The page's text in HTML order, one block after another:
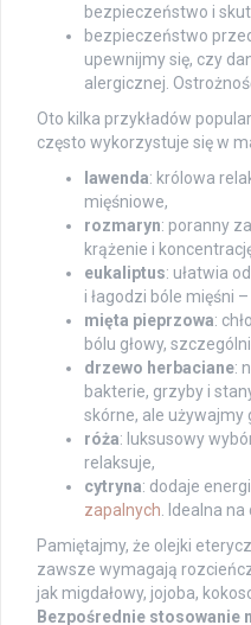
bezpieczeństwo i
bezpieczeństwo
upewnijmy się, czy
alergicznej.
Oto kilka przykładów
często wykorzystuje się w
lawenda: królowa
mięśniowe,
rozmaryn: poranny
krążenie i
eukaliptus: ułatwia
i łagodzi bóle mięśni
mięta pieprzowa:
bólu głowy,
drzewo herbaciane:
bakterie, grzyby i
skórne, ale używajmy
róża: luksusowy
relaksuje,
cytryna: dodaje
zapalnych . Idealna
Pamiętajmy, że olejki
zawsze wymagają
jak migdałowy, jojoba,
Bezpośrednie